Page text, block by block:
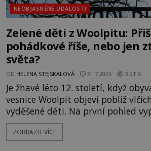
NEOBJASNĚNÉ UDÁLOSTI
Zelené děti z Woolpitu:
pohádkové říše, nebo jen
světa?
OD HELENA STEJSKALOVÁ 31.7.2026 3.2TIS
Je žhavé léto 12. století, když
vesnice Woolpit objeví poblíž
vyděšené děti. Na první pohled
každé jiné, až na jednu děsivou
kůže má nazelenalý odstín, mluví
ZOBRAZIT VÍCE